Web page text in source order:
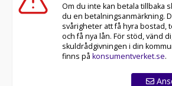
Om du inte kan betala tillbaka
du en betalningsanmärkning.
svårigheter att få hyra bostad,
och få nya lån. För stöd, vänd
skuldrådgivningen i din
finns på konsumentverket.se.